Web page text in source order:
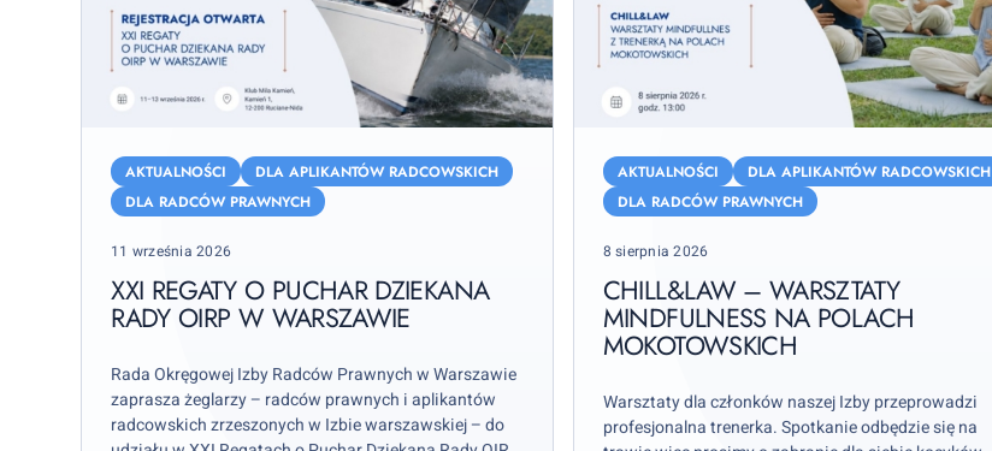
Regaty
Dziekana
Rady
OIRP
Warszawie
AKTUALNOŚCI
DLA APLIKANTÓW RADCOWSKICH
DLA RADCÓW PRAWNYCH
Posted
11 września 2026
XXI REGATY O PUCHAR DZIEKANA
RADY OIRP W WARSZAWIE
Rada Okręgowej Izby Radców Prawnych w Warszawie
zaprasza żeglarzy – radców prawnych i aplikantów
radcowskich zrzeszonych w Izbie warszawskiej – do
warsztaty
Polach
Mokotowskich
AKTUALNOŚCI
DLA APLIKANTÓW RADCOWSKICH
DLA RADCÓW PRAWNYCH
Posted
8 sierpnia 2026
CHILL&LAW – WARSZTATY
MINDFULNESS NA POLACH
MOKOTOWSKICH
Warsztaty dla członków naszej Izby przeprowadzi
profesjonalna trenerka. Spotkanie odbędzie się na